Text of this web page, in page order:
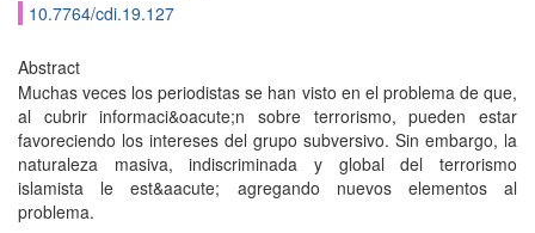
10.7764/cdi.19.127
Abstract
Muchas veces los periodistas se han visto en el problema de que,
al cubrir informaci&oacute;n sobre terrorismo, pueden estar
favoreciendo los intereses del grupo subversivo. Sin embargo, la
naturaleza masiva, indiscriminada y global del terrorismo
islamista le est&aacute; agregando nuevos elementos al
problema.